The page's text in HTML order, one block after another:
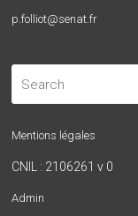
p.folliot@senat.fr
Mentions légales
CNIL : 2106261 v 0
Admin